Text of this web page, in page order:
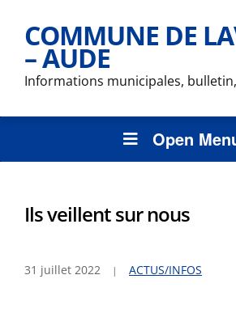
COMMUNE DE
– AUDE
Informations municipales,
Open
Ils veillent sur nous
31 juillet 2022 ACTUS/INFOS